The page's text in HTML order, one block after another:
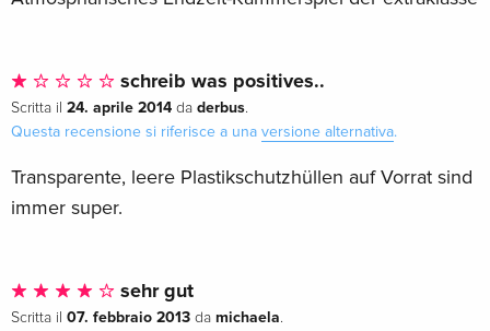
schreib was positives..
Scritta il 24. aprile 2014 da derbus.
Questa recensione si riferisce a una versione alternativa.
Transparente, leere Plastikschutzhüllen auf Vorrat sind
immer super.
sehr gut
Scritta il 07. febbraio 2013 da michaela.